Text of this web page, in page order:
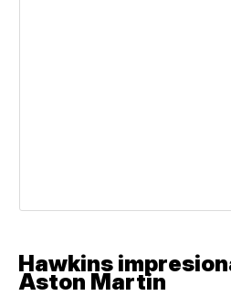
Hawkins
Aston Martin